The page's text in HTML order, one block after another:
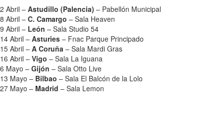
2 Abril – Astudillo (Palencia) – Pabellón Municipal
8 Abril – C. Camargo – Sala Heaven
9 Abril – León – Sala Studio 54
14 Abril – Asturies – Fnac Parque Principado
15 Abril – A Coruña – Sala Mardi Gras
16 Abril – Vigo – Sala La Iguana
6 Mayo – Gijón – Sala Otto Live
13 Mayo – Bilbao – Sala El Balcón de la Lolo
27 Mayo – Madrid – Sala Lemon